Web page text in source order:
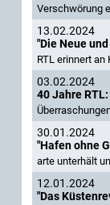
Verschwörung
13.02.2024
"Die Neue
RTL erinnert
03.02.2024
40 Jahre
30.01.2024
"Hafen ohne
arte unterhält
12.01.2024
"Das